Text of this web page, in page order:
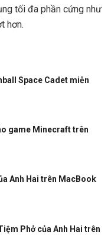
tối đa phần cứng như
hơn.
Space Cadet miễn
game Minecraft trên
Anh Hai trên MacBook
Phở của Anh Hai trên